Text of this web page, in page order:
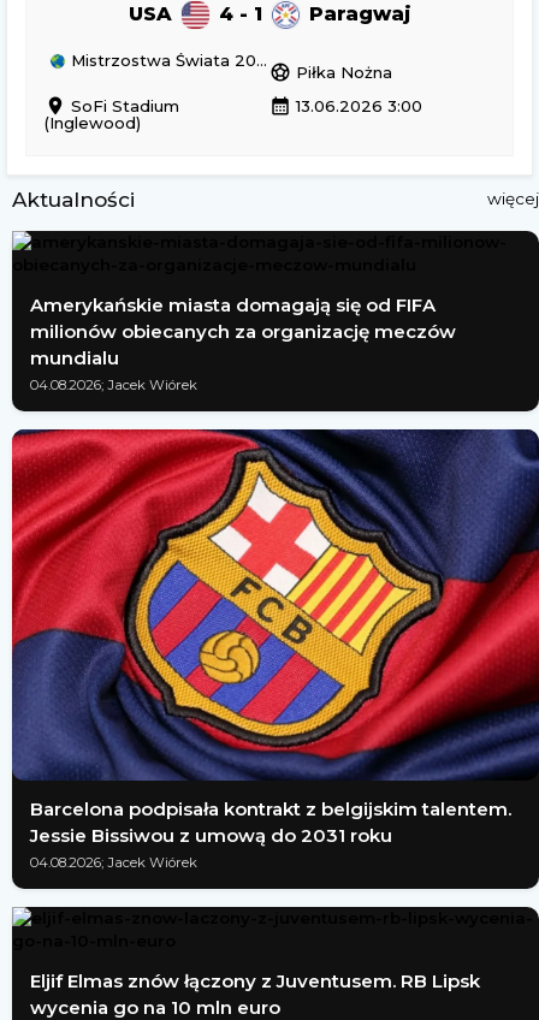
USA 4 - 1 Paragwaj
Mistrzostwa Świata 2026
sports_soccer Piłka Nożna
location_on SoFi Stadium
(Inglewood)
calendar_month 13.06.2026 3:00
Aktualności więcej
Amerykańskie miasta domagają się od FIFA
milionów obiecanych za organizację meczów
mundialu
04.08.2026; Jacek Wiórek
Barcelona podpisała kontrakt z belgijskim talentem.
Jessie Bissiwou z umową do 2031 roku
04.08.2026; Jacek Wiórek
Eljif Elmas znów łączony z Juventusem. RB Lipsk
wycenia go na 10 mln euro